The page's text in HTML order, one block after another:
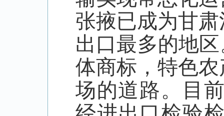
张掖已成为甘
出口最多的地
体商标，特色
场的道路。目